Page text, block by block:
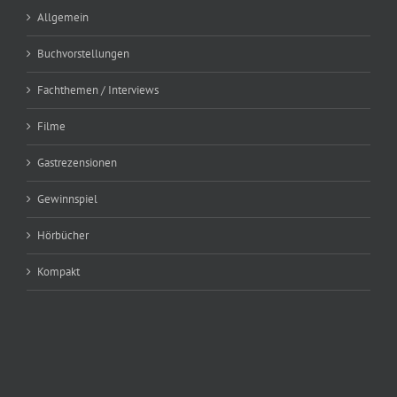
Allgemein
Buchvorstellungen
Fachthemen / Interviews
Filme
Gastrezensionen
Gewinnspiel
Hörbücher
Kompakt